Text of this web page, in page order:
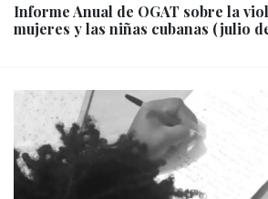
Informe Anual de OGAT sobre la
mujeres y las niñas cubanas (julio